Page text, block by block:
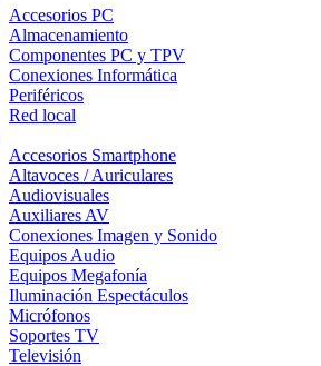
Accesorios PC
Almacenamiento
Componentes PC y TPV
Conexiones Informática
Periféricos
Red local
Accesorios Smartphone
Altavoces / Auriculares
Audiovisuales
Auxiliares AV
Conexiones Imagen y Sonido
Equipos Audio
Equipos Megafonía
Iluminación Espectáculos
Micrófonos
Soportes TV
Televisión